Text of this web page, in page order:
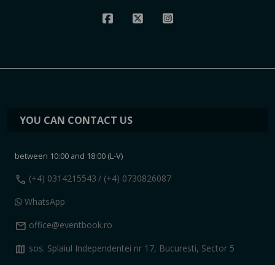
YOU CAN CONTACT US
between 10:00 and 18:00 (L-V)
call (+4) 0314215543 / (+4) 0730826087
WhatsApp
mail office@eventbook.ro
map sos. Splaiul Independentei nr 17, Bucuresti, Sector 5